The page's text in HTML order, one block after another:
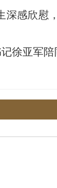
感欣
徐亚军陪